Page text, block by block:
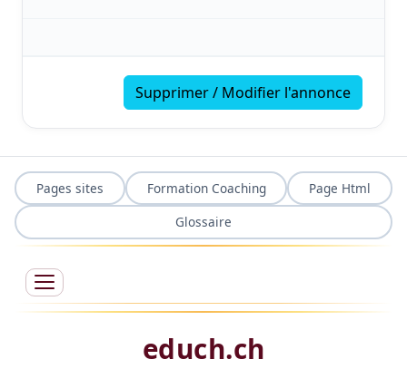
Supprimer / Modifier l'annonce
Pages sites Formation Coaching
Page Html
Glossaire
educh.ch